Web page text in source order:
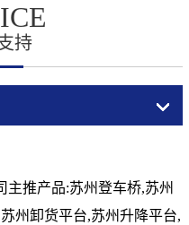
持
主推产品:苏州登车桥,苏州
苏州卸货平台,苏州升降平台,